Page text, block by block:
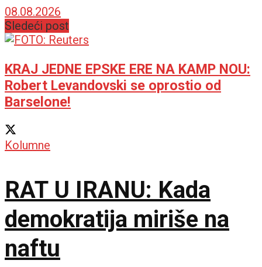
zahvatila oko 1.500
hektara
08.08.2026
Sledeći post
KRAJ JEDNE EPSKE ERE NA KAMP NOU:
Robert Levandovski se oprostio od
Barselone!
Kolumne
RAT U IRANU: Kada
demokratija miriše na
naftu